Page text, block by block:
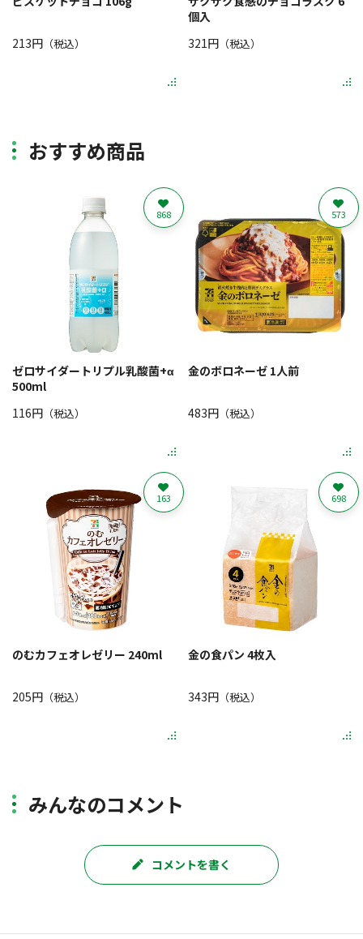
213円 （税込）
個入
321円（税込）
おすすめ商品
ゼロサイダートリプル乳酸菌+α
500ml
116円 （税込）
868
金のボロネーゼ 1人前
483円（税込）
573
のむカフェオレゼリー 240ml
205円 （税込）
163
金の食パン 4枚入
343円（税込）
698
みんなのコメント
コメントを書く